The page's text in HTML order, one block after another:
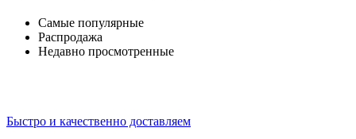
Самые популярные
Распродажа
Недавно просмотренные
Быстро и качественно доставляем